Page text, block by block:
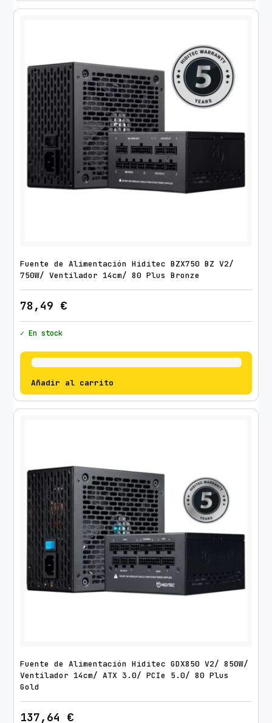
Fuente de Alimentación Hiditec BZX750 BZ V2/
750W/ Ventilador 14cm/ 80 Plus Bronze
78,49 €
✓ En stock
Añadir al carrito
Fuente de Alimentación Hiditec GDX850 V2/ 850W/
Ventilador 14cm/ ATX 3.0/ PCIe 5.0/ 80 Plus
Gold
137,64 €